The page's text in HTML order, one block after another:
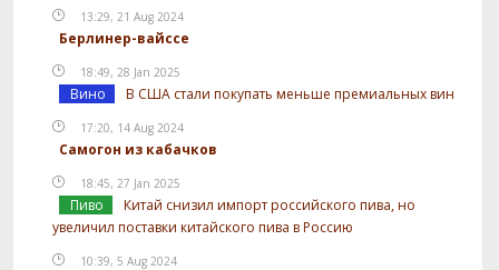
13:29, 21 Aug 2024
Берлинер-вайссе
18:49, 28 Jan 2025
Вино В США стали покупать меньше премиальных вин
17:20, 14 Aug 2024
Самогон из кабачков
18:45, 27 Jan 2025
Пиво
Китай снизил импорт российского пива, но
увеличил поставки китайского пива в Россию
10:39, 5 Aug 2024